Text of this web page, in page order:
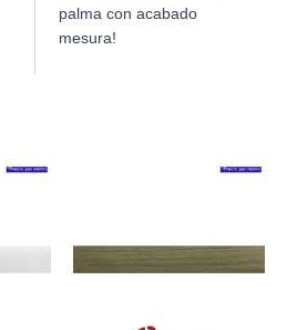
palma con acabado
mesura!